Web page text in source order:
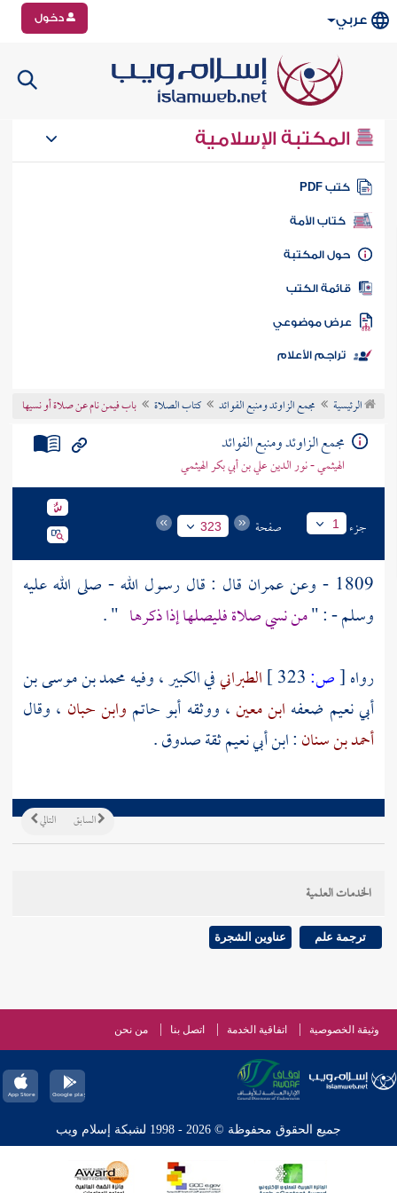
عربي دخول
المكتبة الإسلامية
كتب PDF
كتاب الأمة
المكتبة
الكتب
موضوعي
تراجم الأعلام
الرئيسية مجمع الزاوئد ومنبع الفوائد كتاب الصلاة باب فيمن نام عن صلاة أو نسيها
مجمع الزاوئد ومنبع الفوائد
الهيثمي - نور الدين علي بن أبي بكر الهيثمي
جزء 1 صفحة 323
1809 - وعن عمران قال : قال رسول الله - صلى الله عليه
وسلم - : "من نسي صلاة فليصلها إذا ذكرها " .
رواه[ص: الطبرانيفي الكبير ، وفيهمحمد بن موسى بن
أبي نعيم ضعفه ابن معين، ووثقه أبو حاتم وابن حبان ، وقال
أحمد بن سنان:ابن أبي نعيمثقة صدوق .
التالي السابق
الخدمات العلمية
ترجمة علم عناوين الشجرة
وثيقة الخصوصية اتفاقية الخدمة اتصل بنا من نحن
جميع الحقوق محفوظة © 2026 - 1998 لشبكة إسلام ويب